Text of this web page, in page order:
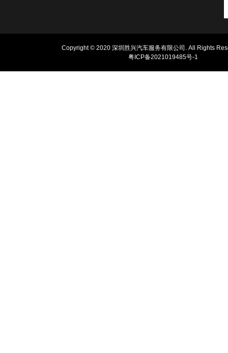
Copyright © 2020 深圳胜兴汽车服务有限公司. All Rights
粤ICP备2021019485号-1